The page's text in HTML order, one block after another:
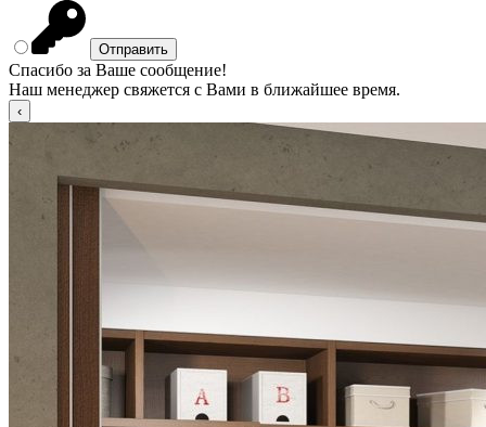
Спасибо за Ваше сообщение!
Наш менеджер свяжется с Вами в ближайшее время.